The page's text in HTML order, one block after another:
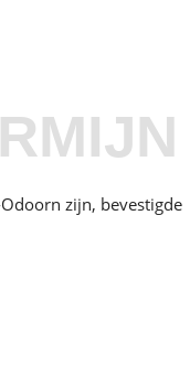
zijn, bevestigde